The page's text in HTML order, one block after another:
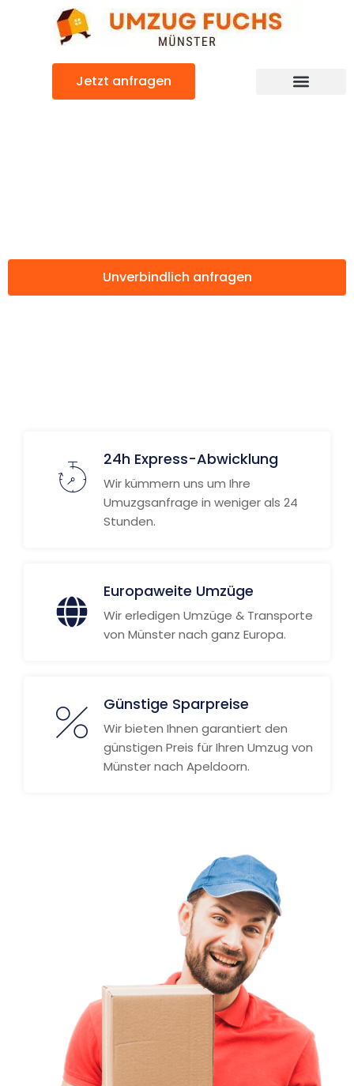
Jetzt anfragen
Unverbindlich anfragen
24h Express-Abwicklung
Wir kümmern uns um Ihre
Umuzgsanfrage in weniger als 24
Stunden.
Europaweite Umzüge
Wir erledigen Umzüge & Transporte
von Münster nach ganz Europa.
Günstige Sparpreise
Wir bieten Ihnen garantiert den
günstigen Preis für Ihren Umzug von
Münster nach Apeldoorn.